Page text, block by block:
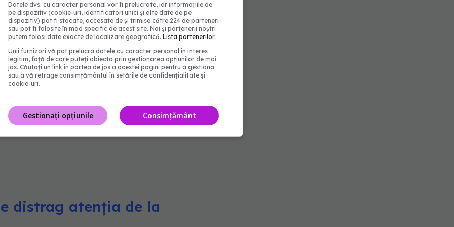
atenționalăîn creștere și ar putea fi mai
conținute în cărți electronice, a explicat
37 de perechi de părinți-copii care citesc
formate diferite de carte: tipărite, cărți
pe tablete. Cele trei cărți au fost
Mayer și au fost similare în ceea ce privește
distrag atenția de la
Datele dvs. cu caracter personal vor fi prelucrate, iar informațiile de
pe dispozitiv (cookie-uri, identificatori unici și alte date de pe
dispozitiv) pot fi stocate, accesate de și trimise către 224 de parteneri
sau pot fi folosite în mod specific de acest site. Noi și partenerii noștri
putem folosi date exacte de localizare geografică. Lista partenerilor.
Unii furnizori vă pot prelucra datele cu caracter personal în interes
legitim, față de care puteți obiecta prin gestionarea opțiunilor de mai
jos. Căutați un link în partea de jos a acestei pagini pentru a gestiona
sau a vă retrage consimțământul în setările de confidențialitate și
cookie-uri.
Consimțământ
Gestionați opțiunile